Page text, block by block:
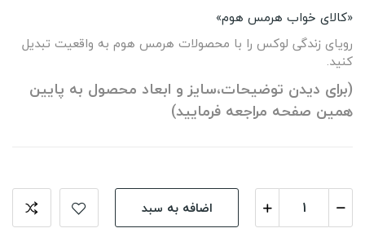
«کالای خواب هرمس هوم»
رویای زندگی لوکس را با محصولات هرمس هوم به واقعیت تبدیل
کنید.
(برای دیدن توضیحات،سایز و ابعاد محصول به پایین
همین صفحه مراجعه فرمایید)
اضافه به سبد